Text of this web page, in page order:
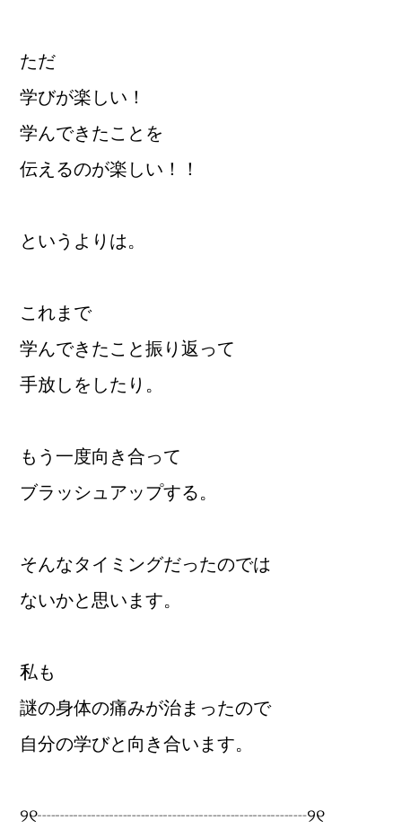
ただ
学びが楽しい！
学んできたことを
伝えるのが楽しい！！
というよりは。
これまで
学んできたこと振り返って
手放しをしたり。
もう一度向き合って
ブラッシュアップする。
そんなタイミングだったのでは
ないかと思います。
私も
謎の身体の痛みが治まったので
自分の学びと向き合います。
୨୧┈┈┈┈┈┈┈┈┈┈┈┈┈┈┈୨୧